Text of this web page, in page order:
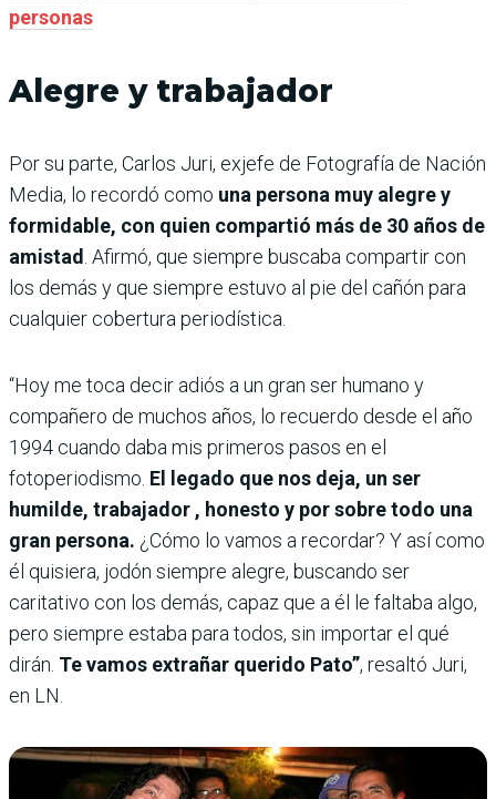
personas
Alegre y trabajador
Por su parte, Carlos Juri, exjefe de Fotografía de Nación
Media, lo recordó como una persona muy alegre y
formidable, con quien compartió más de 30 años de
amistad . Afirmó, que siempre buscaba compartir con
los demás y que siempre estuvo al pie del cañón para
cualquier cobertura periodística.
“Hoy me toca decir adiós a un gran ser humano y
compañero de muchos años, lo recuerdo desde el año
1994 cuando daba mis primeros pasos en el
fotoperiodismo. El legado que nos deja, un ser
humilde, trabajador , honesto y por sobre todo una
gran persona. ¿Cómo lo vamos a recordar? Y así como
él quisiera, jodón siempre alegre, buscando ser
caritativo con los demás, capaz que a él le faltaba algo,
pero siempre estaba para todos, sin importar el qué
dirán. Te vamos extrañar querido Pato”, resaltó Juri,
en LN.